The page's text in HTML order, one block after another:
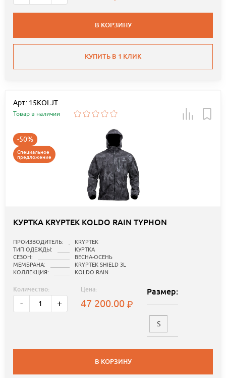
В КОРЗИНУ
КУПИТЬ В 1 КЛИК
Арт.: 15KOLJT
Товар в наличии
-50%
Специальное
предложение
КУРТКА KRYPTEK KOLDO RAIN TYPHON
ПРОИЗВОДИТЕЛЬ:
KRYPTEK
ТИП ОДЕЖДЫ:
КУРТКА
СЕЗОН:
ВЕСНА-ОСЕНЬ
МЕМБРАНА:
KRYPTEK SHIELD 3L
КОЛЛЕКЦИЯ:
KOLDO RAIN
Количество:
- +
Цена:
47 200.00
Размер:
S
В КОРЗИНУ